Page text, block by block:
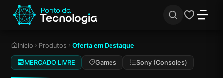
Início Produtos Oferta em Destaque
MERCADO LIVRE Games Sony (Consoles)